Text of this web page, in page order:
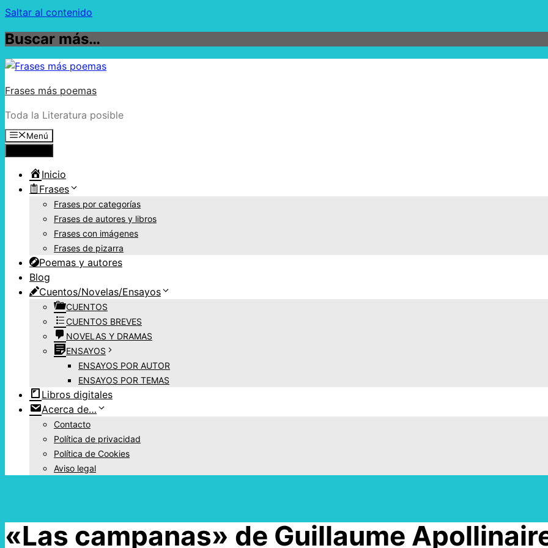
Saltar al contenido
Buscar más…
Frases más poemas
Toda la Literatura posible
Menú
Inicio
Frases
Frases por categorías
Frases de autores y libros
Frases con imágenes
Frases de pizarra
Poemas y autores
Blog
Cuentos/Novelas/Ensayos
CUENTOS
CUENTOS BREVES
NOVELAS Y DRAMAS
ENSAYOS
ENSAYOS POR AUTOR
ENSAYOS POR TEMAS
Libros digitales
Acerca de…
Contacto
Política de privacidad
Política de Cookies
Aviso legal
«Las campanas» de Guillaume